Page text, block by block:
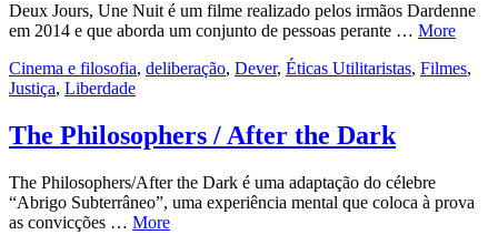
Deux Jours, Une Nuit é um filme realizado pelos irmãos Dardenne
em 2014 e que aborda um conjunto de pessoas perante … More
Cinema e filosofia, deliberação, Dever, Éticas Utilitaristas, Filmes,
Justiça, Liberdade
The Philosophers / After the Dark
The Philosophers/After the Dark é uma adaptação do célebre
“Abrigo Subterrâneo”, uma experiência mental que coloca à prova
as convicções … More